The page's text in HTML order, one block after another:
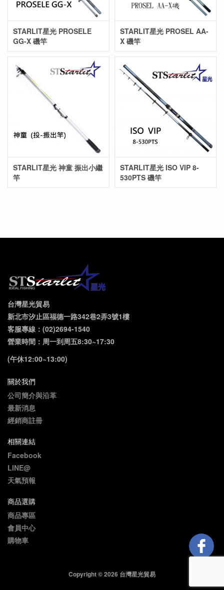
STARLIT星光 PROSELE
GG-X 磯竿
STARLIT星光 PROSEL AA-
X 磯竿
STARLIT星光 神童 振出小繼
竿
STARLIT星光 ISO VIP 8-
530PTS 磯竿
台灣星光貿易
新北市汐止區福德一路342巷2弄3號1樓
客服專線：(02)2694-1540
營業時間：周一到周五8:30~17:30
(午休12:00~13:00)
關於我們
公司簡介與沿革
最新消息
經銷商註冊
相關連結
Facebook
LINE@
天氣預報
商品選購
商品專區
會員中心
購物車
Copyright © 2026 台灣星光貿易